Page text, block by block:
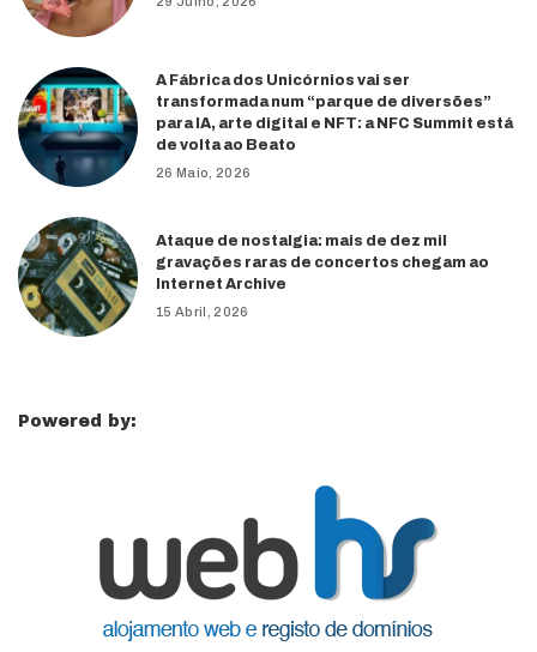
A Fábrica dos Unicórnios vai ser
transformada num “parque de diversões”
para IA, arte digital e NFT: a NFC Summit está
de volta ao Beato
26 Maio, 2026
Ataque de nostalgia: mais de dez mil
gravações raras de concertos chegam ao
Internet Archive
15 Abril, 2026
Powered by: